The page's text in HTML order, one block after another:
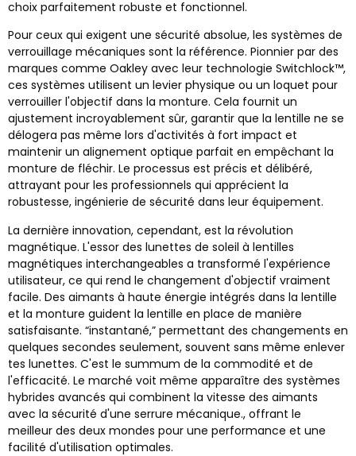
choix parfaitement robuste et fonctionnel.
Pour ceux qui exigent une sécurité absolue, les systèmes de
verrouillage mécaniques sont la référence. Pionnier par des
marques comme Oakley avec leur technologie Switchlock™,
ces systèmes utilisent un levier physique ou un loquet pour
verrouiller l'objectif dans la monture. Cela fournit un
ajustement incroyablement sûr, garantir que la lentille ne se
délogera pas même lors d'activités à fort impact et
maintenir un alignement optique parfait en empêchant la
monture de fléchir. Le processus est précis et délibéré,
attrayant pour les professionnels qui apprécient la
robustesse, ingénierie de sécurité dans leur équipement.
La dernière innovation, cependant, est la révolution
magnétique. L'essor des lunettes de soleil à lentilles
magnétiques interchangeables a transformé l'expérience
utilisateur, ce qui rend le changement d'objectif vraiment
facile. Des aimants à haute énergie intégrés dans la lentille
et la monture guident la lentille en place de manière
satisfaisante. “instantané,” permettant des changements en
quelques secondes seulement, souvent sans même enlever
tes lunettes. C'est le summum de la commodité et de
l'efficacité. Le marché voit même apparaître des systèmes
hybrides avancés qui combinent la vitesse des aimants
avec la sécurité d'une serrure mécanique., offrant le
meilleur des deux mondes pour une performance et une
facilité d'utilisation optimales.